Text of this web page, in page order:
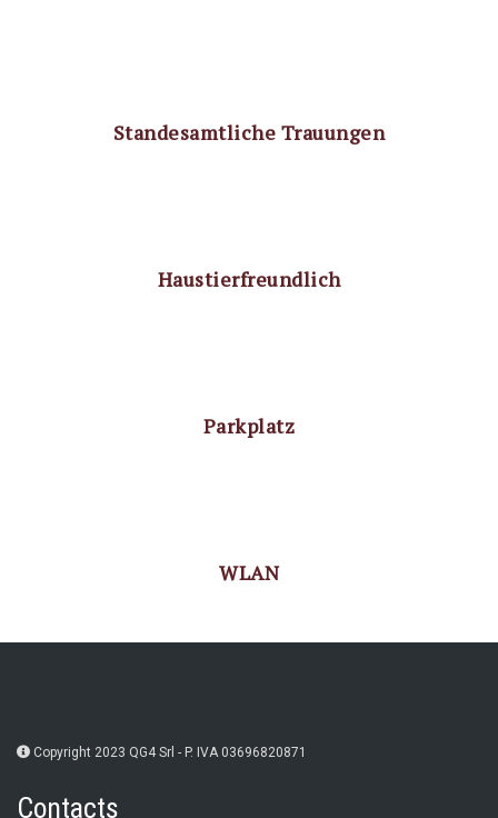
Standesamtliche Trauungen
Haustierfreundlich
Parkplatz
WLAN
Copyright 2023 QG4 Srl - P. IVA 03696820871
Contacts